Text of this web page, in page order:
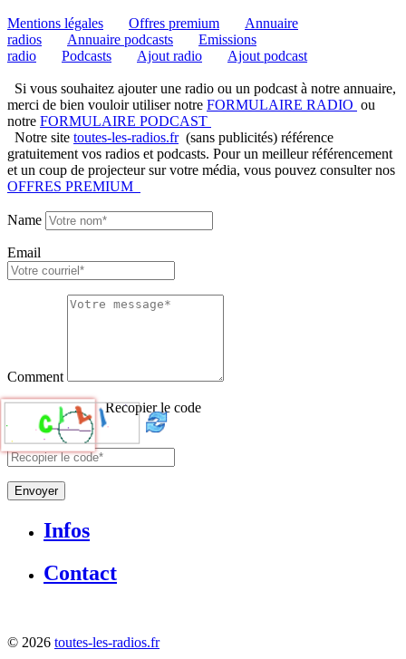
Mentions légales Offres premium
Annuaire
radios
Annuaire podcasts
Emissions
radio
Podcasts Ajout radio Ajout podcast
Si vous souhaitez ajouter une radio ou un podcast à notre annuaire,
merci de bien vouloir utiliser notre FORMULAIRE RADIO ou
notre FORMULAIRE PODCAST
Notre site toutes-les-radios.fr(sans publicités) référence
gratuitement vos radios et podcasts. Pour un meilleur référencement
et un coup de projecteur sur votre média, vous pouvez consulter nos
OFFRES PREMIUM
Name
Email
Comment
Recopier le code
Envoyer
Infos
Contact
© 2026 toutes-les-radios.fr